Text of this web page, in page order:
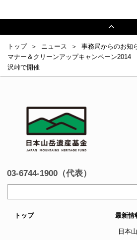
トップ ニュース
事務局からのお知
マナー＆クリーンアップキャンペーン
沢峠で開催
03-6744-1900（代表）
トップ 最新情
日本